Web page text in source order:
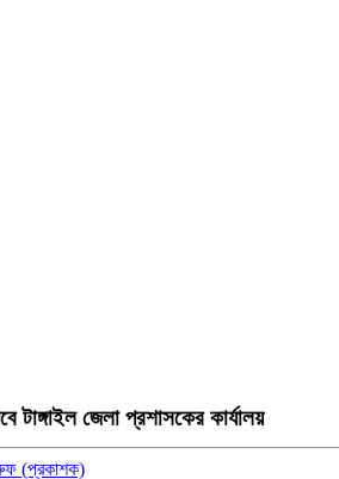
টাঙ্গাইল জেলা প্রশাসকের কার্যালয়
(প্রকাশক)